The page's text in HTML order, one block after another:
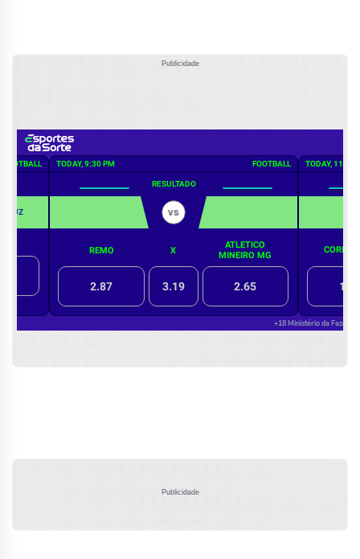
Publicidade
Publicidade